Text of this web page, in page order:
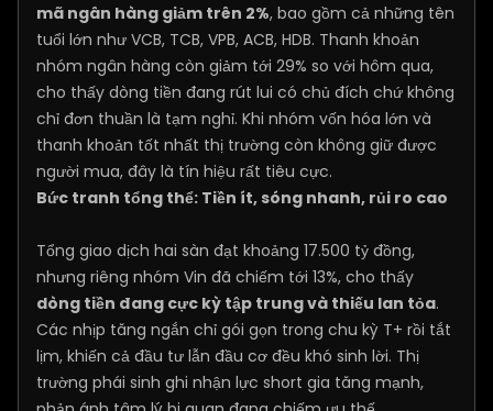
mã ngân hàng giảm trên 2%, bao gồm cả những tên
tuổi lớn như VCB, TCB, VPB, ACB, HDB. Thanh khoản
nhóm ngân hàng còn giảm tới 29% so với hôm qua,
cho thấy dòng tiền đang rút lui có chủ đích chứ không
chỉ đơn thuần là tạm nghỉ. Khi nhóm vốn hóa lớn và
thanh khoản tốt nhất thị trường còn không giữ được
người mua, đây là tín hiệu rất tiêu cực.
Bức tranh tổng thể: Tiền ít, sóng nhanh, rủi ro cao
Tổng giao dịch hai sàn đạt khoảng 17.500 tỷ đồng,
nhưng riêng nhóm Vin đã chiếm tới 13%, cho thấy
dòng tiền đang cực kỳ tập trung và thiếu lan tỏa.
Các nhịp tăng ngắn chỉ gói gọn trong chu kỳ T+ rồi tắt
lịm, khiến cả đầu tư lẫn đầu cơ đều khó sinh lời. Thị
trường phái sinh ghi nhận lực short gia tăng mạnh,